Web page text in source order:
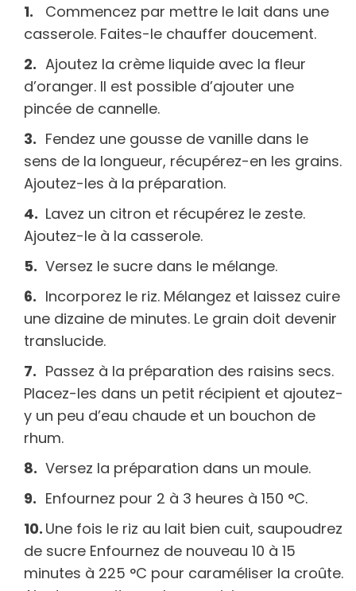
Commencez par mettre le lait dans une
casserole. Faites-le chauffer doucement.
Ajoutez la crème liquide avec la fleur
d’oranger. Il est possible d’ajouter une
pincée de cannelle.
Fendez une gousse de vanille dans le
sens de la longueur, récupérez-en les grains.
Ajoutez-les à la préparation.
Lavez un citron et récupérez le zeste.
Ajoutez-le à la casserole.
Versez le sucre dans le mélange.
Incorporez le riz. Mélangez et laissez cuire
une dizaine de minutes. Le grain doit devenir
translucide.
Passez à la préparation des raisins secs.
Placez-les dans un petit récipient et ajoutez-
y un peu d’eau chaude et un bouchon de
rhum.
Versez la préparation dans un moule.
Enfournez pour 2 à 3 heures à 150 °C.
Une fois le riz au lait bien cuit, saupoudrez
de sucre Enfournez de nouveau 10 à 15
minutes à 225 °C pour caraméliser la croûte.